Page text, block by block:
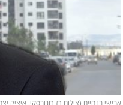
אבישי בן חיים (צילום רז רוגובסקי, איציק